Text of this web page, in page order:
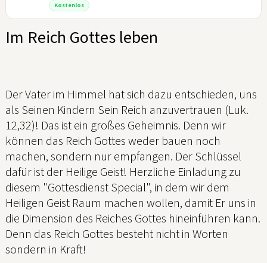
Kostenlos
Im Reich Gottes leben
Der Vater im Himmel hat sich dazu entschieden, uns
als Seinen Kindern Sein Reich anzuvertrauen (Luk.
12,32)! Das ist ein großes Geheimnis. Denn wir
können das Reich Gottes weder bauen noch
machen, sondern nur empfangen. Der Schlüssel
dafür ist der Heilige Geist! Herzliche Einladung zu
diesem "Gottesdienst Special", in dem wir dem
Heiligen Geist Raum machen wollen, damit Er uns in
die Dimension des Reiches Gottes hineinführen kann.
Denn das Reich Gottes besteht nicht in Worten
sondern in Kraft!